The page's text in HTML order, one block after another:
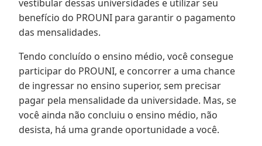
vestibular dessas universidades e utilizar seu
benefício do PROUNI para garantir o pagamento
das mensalidades.
Tendo concluído o ensino médio, você consegue
participar do PROUNI, e concorrer a uma chance
de ingressar no ensino superior, sem precisar
pagar pela mensalidade da universidade. Mas, se
você ainda não concluiu o ensino médio, não
desista, há uma grande oportunidade a você.